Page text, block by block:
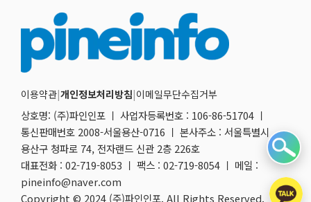
이용약관|개인정보처리방침|이메일무단수집거부
상호명: (주)파인인포 ㅣ 사업자등록번호 : 106-86-51704 ㅣ
통신판매번호 2008-서울용산-0716 ㅣ 본사주소 : 서울특별시
용산구 청파로 74, 전자랜드 신관 2층 226호
대표전화 : 02-719-8053 ㅣ 팩스 : 02-719-8054 ㅣ 메일 :
pineinfo@naver.com
Copyright © 2024 (주)파인인포. All Rights Reserved.